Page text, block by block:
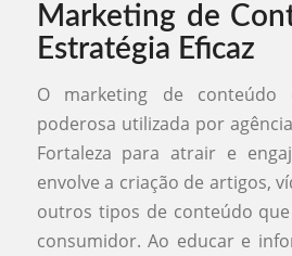
Marketing de
Estratégia Eficaz
O marketing de conteúdo
poderosa utilizada por
Fortaleza para atrair e
envolve a criação de artigos,
outros tipos de conteúdo
consumidor. Ao educar e